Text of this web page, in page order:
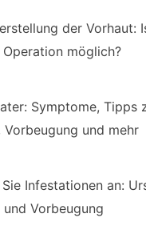
der Vorhaut:
möglich?
Symptome, Tipps
Vorbeugung und mehr
Sie Infestationen an:
Vorbeugung